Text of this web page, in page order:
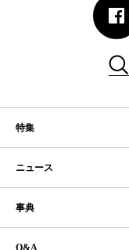
特集
ニュース
事典
Q&A